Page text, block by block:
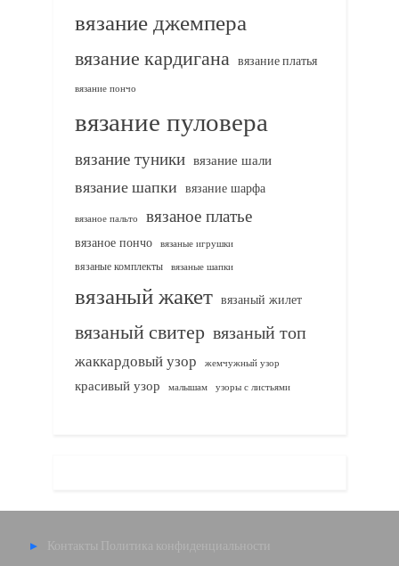
вязание джемпера
вязание кардигана вязание платья
вязание пончо
вязание пуловера
вязание туники вязание шали
вязание шапки вязание шарфа
вязаное пальто вязаное платье
вязаное пончо вязаные игрушки
вязаные комплекты
вязаные шапки
вязаный жакет вязаный жилет
вязаный свитер вязаный топ
жаккардовый узор жемчужный узор
красивый узор малышам узоры с листьями
Контакты Политика конфиденциальности